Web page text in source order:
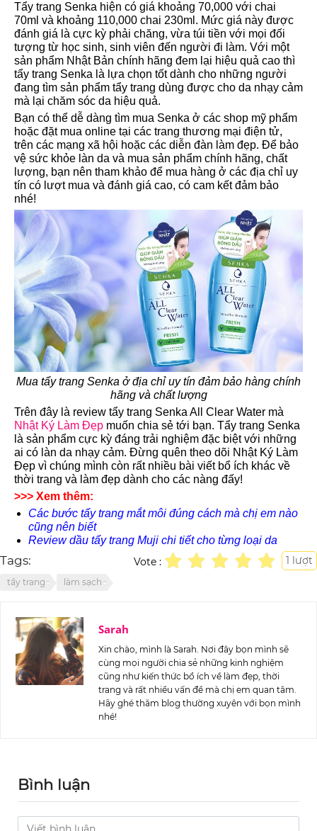
Tẩy trang Senka hiện có giá khoảng 70,000 với chai
70ml và khoảng 110,000 chai 230ml. Mức giá này được
đánh giá là cực kỳ phải chăng, vừa túi tiền với mọi đối
tượng từ học sinh, sinh viên đến người đi làm. Với một
sản phẩm Nhật Bản chính hãng đem lại hiệu quả cao thì
tẩy trang Senka là lựa chọn tốt dành cho những người
đang tìm sản phẩm tẩy trang dùng được cho da nhạy cảm
mà lại chăm sóc da hiệu quả.
Bạn có thể dễ dàng tìm mua Senka ở các shop mỹ phẩm
hoặc đặt mua online tại các trang thương mại điện tử,
trên các mạng xã hội hoặc các diễn đàn làm đẹp. Để bảo
vệ sức khỏe làn da và mua sản phẩm chính hãng, chất
lượng, bạn nên tham khảo để mua hàng ở các địa chỉ uy
tín có lượt mua và đánh giá cao, có cam kết đảm bảo
nhé!
Mua tẩy trang Senka ở địa chỉ uy tín đảm bảo hàng chính
hãng và chất lượng
Trên đây là review tẩy trang Senka All Clear Water mà
Nhật Ký Làm Đẹp muốn chia sẻ tới bạn. Tẩy trang Senka
là sản phẩm cực kỳ đáng trải nghiệm đặc biệt với những
ai có làn da nhạy cảm. Đừng quên theo dõi Nhật Ký Làm
Đẹp vì chúng mình còn rất nhiều bài viết bổ ích khác về
thời trang và làm đẹp dành cho các nàng đấy!
>>> Xem thêm:
Các bước tẩy trang mắt môi đúng cách mà chị em nào
cũng nên biết
Review dầu tẩy trang Muji chi tiết cho từng loại da
Tags:
tẩy trang làm sạch
1 lượt
Vote :
Sarah
Xin chào, mình là Sarah. Nơi đây bọn mình sẽ
cùng mọi người chia sẻ những kinh nghiệm
cũng như kiến thức bổ ích về làm đẹp, thời
trang và rất nhiều vấn đề mà chị em quan tâm.
Hãy ghé thăm blog thường xuyên với bọn mình
nhé!
Bình luận